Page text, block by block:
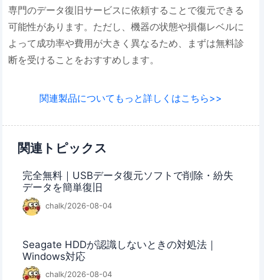
専門のデータ復旧サービスに依頼することで復元できる
可能性があります。ただし、機器の状態や損傷レベルに
よって成功率や費用が大きく異なるため、まずは無料診
断を受けることをおすすめします。
関連製品についてもっと詳しくはこちら>>
関連トピックス
完全無料｜USBデータ復元ソフトで削除・紛失
データを簡単復旧
chalk/2026-08-04
Seagate HDDが認識しないときの対処法｜
Windows対応
chalk/2026-08-04